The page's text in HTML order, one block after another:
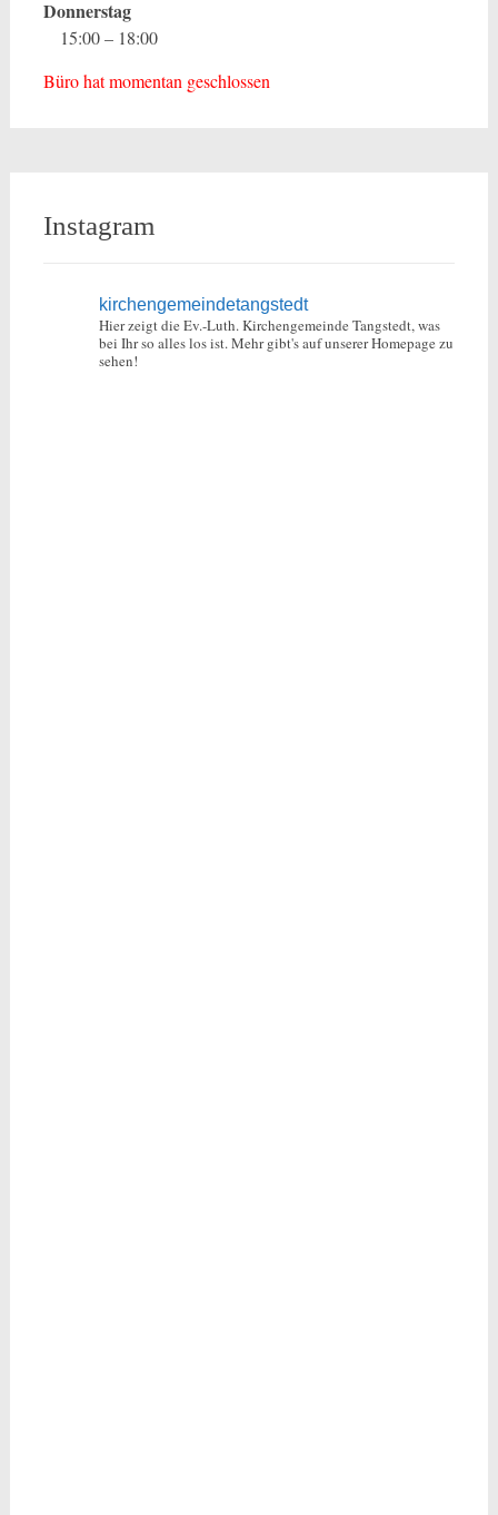
Donnerstag
15:00 – 18:00
Büro hat momentan geschlossen
Instagram
kirchengemeindetangstedt
Hier zeigt die Ev.-Luth. Kirchengemeinde Tangstedt, was
bei Ihr so alles los ist.Mehr gibt's auf unserer Homepage zu
sehen!